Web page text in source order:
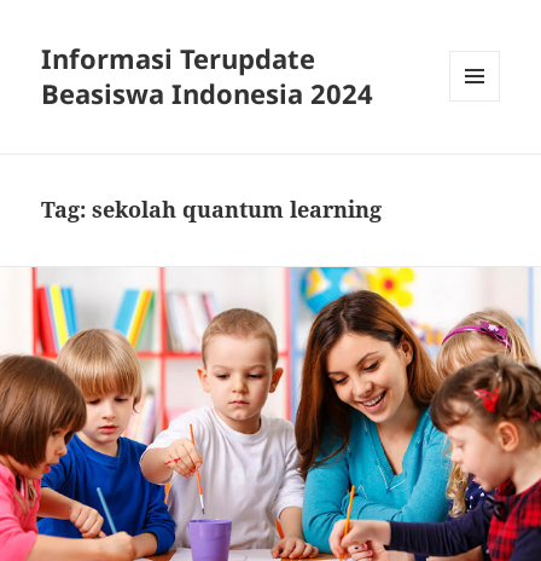
Informasi Terupdate
Beasiswa Indonesia 2024
Tag:sekolah quantum learning